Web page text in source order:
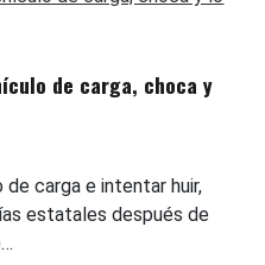
de carga, choca y
carga e intentar huir,
estatales después de